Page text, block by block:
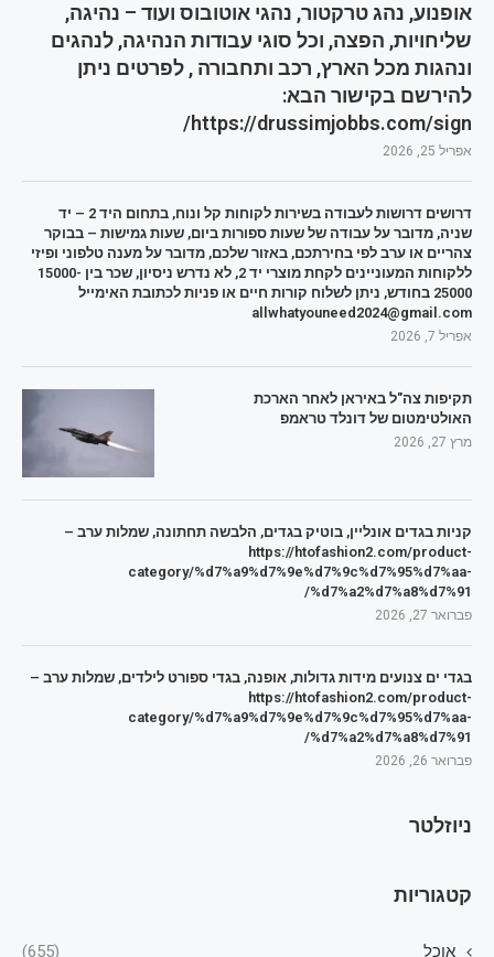
אופנוע, נהג טרקטור, נהגי אוטובוס ועוד – נהיגה,
שליחויות, הפצה, וכל סוגי עבודות הנהיגה, לנהגים
ונהגות מכל הארץ, רכב ותחבורה , לפרטים ניתן
להירשם בקישור הבא:
https://drussimjobbs.com/sign/
אפריל 25, 2026
דרושים דרושות לעבודה בשירות לקוחות קל ונוח, בתחום היד 2 – יד
שניה, מדובר על עבודה של שעות ספורות ביום, שעות גמישות – בבוקר
צהריים או ערב לפי בחירתכם, באזור שלכם, מדובר על מענה טלפוני ופיזי
ללקוחות המעוניינים לקחת מוצרי יד 2, לא נדרש ניסיון, שכר בין 15000-
25000 בחודש, ניתן לשלוח קורות חיים או פניות לכתובת האימייל
allwhatyouneed2024@gmail.com
אפריל 7, 2026
תקיפות צה"ל באיראן לאחר הארכת
האולטימטום של דונלד טראמפ
מרץ 27, 2026
קניות בגדים אונליין, בוטיק בגדים, הלבשה תחתונה, שמלות ערב –
https://htofashion2.com/product-
category/%d7%a9%d7%9e%d7%9c%d7%95%d7%aa-
%d7%a2%d7%a8%d7%91/
פברואר 27, 2026
בגדי ים צנועים מידות גדולות, אופנה, בגדי ספורט לילדים, שמלות ערב –
https://htofashion2.com/product-
category/%d7%a9%d7%9e%d7%9c%d7%95%d7%aa-
%d7%a2%d7%a8%d7%91/
פברואר 26, 2026
ניוזלטר
קטגוריות
אוכל (655)